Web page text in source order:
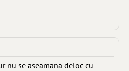
nu se aseamana deloc cu